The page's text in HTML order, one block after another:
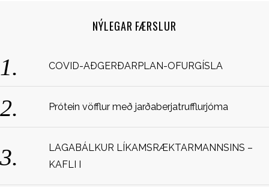
NÝLEGAR FÆRSLUR
COVID-AÐGERÐARPLAN-OFURGÍSLA
Prótein vöfflur með jarðaberjatrufflurjóma
LAGABÁLKUR LÍKAMSRÆKTARMANNSINS –
KAFLI I
e
a
c
h